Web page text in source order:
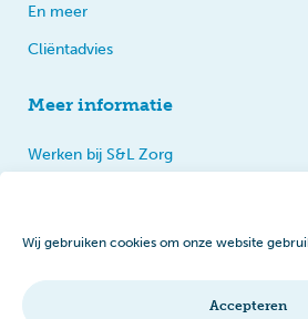
Wij gebruiken cookies om onze website
Accepteren
En meer
Cliëntadvies
Meer informatie
Werken bij S&L Zorg